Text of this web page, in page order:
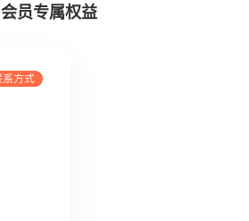
会员专属权益